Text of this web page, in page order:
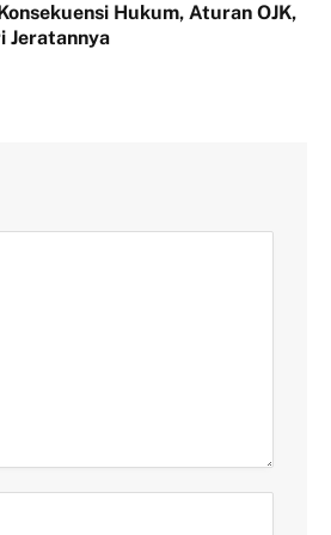
Hukum, Aturan OJK,
Jeratannya